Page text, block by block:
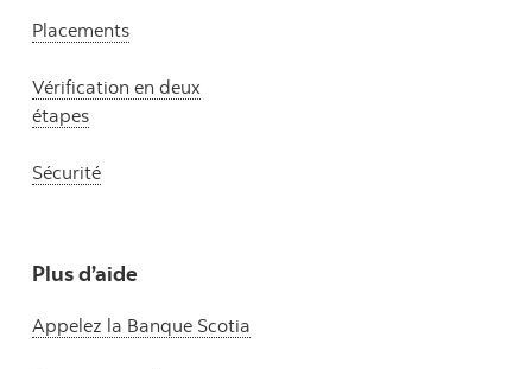
Placements
Vérification en deux
étapes
Sécurité
Plus d’aide
Appelez la Banque Scotia